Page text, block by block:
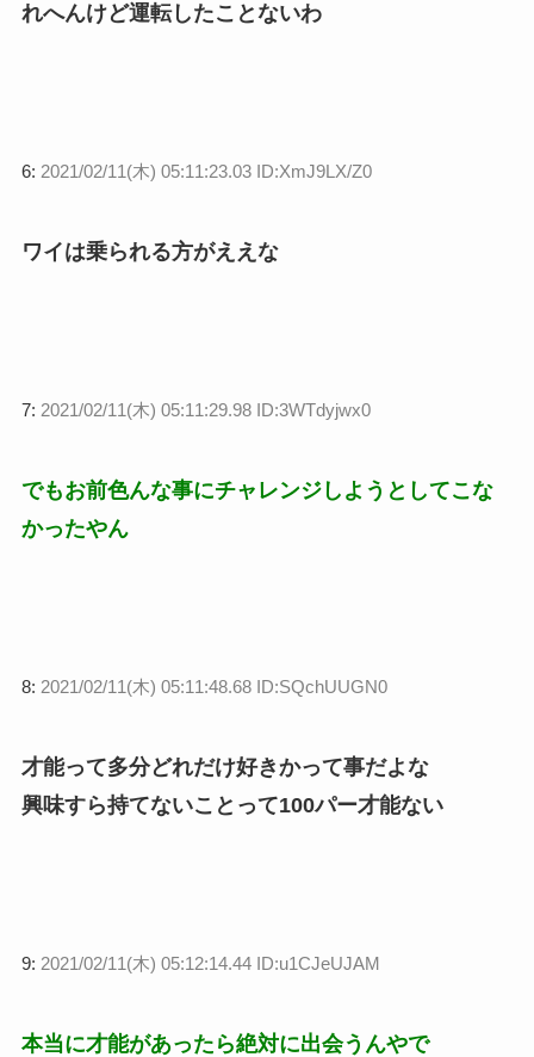
れへんけど運転したことないわ
6: 2021/02/11(木) 05:11:23.03 ID:XmJ9LX/Z0
ワイは乗られる方がええな
7: 2021/02/11(木) 05:11:29.98 ID:3WTdyjwx0
でもお前色んな事にチャレンジしようとしてこな
かったやん
8: 2021/02/11(木) 05:11:48.68 ID:SQchUUGN0
才能って多分どれだけ好きかって事だよな
興味すら持てないことって100パー才能ない
9: 2021/02/11(木) 05:12:14.44 ID:u1CJeUJAM
本当に才能があったら絶対に出会うんやで